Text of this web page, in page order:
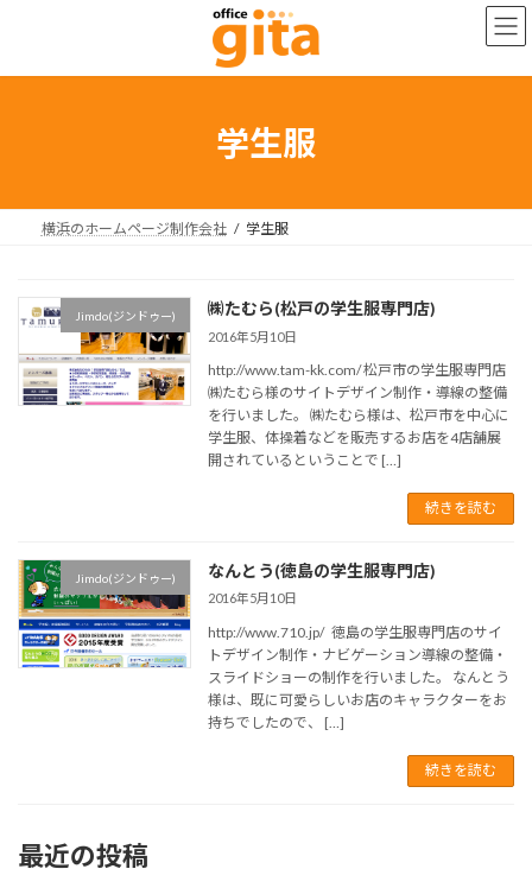
ン
ー
学生服
横浜のホームページ制作会社 学生服
Jimdo(ジンドゥー) ㈱たむら(松戸の学生服専門店)
2016年5月10日
http://www.tam-kk.com/ 松戸市の学生服専門店
㈱たむら様のサイトデザイン制作・導線の整備
を行いました。 ㈱たむら様は、松戸市を中心に
学生服、体操着などを販売するお店を4店舗展
開されているということで […]
続きを読む
Jimdo(ジンドゥー) なんとう(徳島の学生服専門店)
2016年5月10日
http://www.710.jp/ 徳島の学生服専門店のサイ
トデザイン制作・ナビゲーション導線の整備・
スライドショーの制作を行いました。 なんとう
様は、既に可愛らしいお店のキャラクターをお
持ちでしたので、 […]
続きを読む
最近の投稿